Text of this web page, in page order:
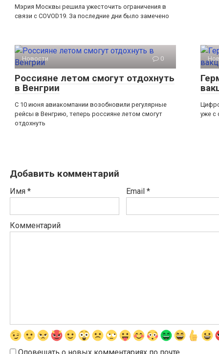
Мэрия Москвы решила ужесточить ограничения в
связи с COVOD19. За последние дни было замечено
Новости 0
Россияне летом смогут отдохнуть
в Венгрии
С 10 июня авиакомпании возобновили регулярные
рейсы в Венгрию, теперь россияне летом смогут
отдохнуть
уже с
Добавить комментарий
Имя * Email *
Комментарий